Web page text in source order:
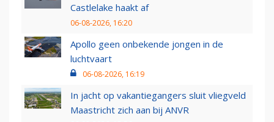
Castlelake haakt af
06-08-2026, 16:20
Apollo geen onbekende jongen in de
luchtvaart
06-08-2026, 16:19
In jacht op vakantiegangers sluit vliegveld
Maastricht zich aan bij ANVR